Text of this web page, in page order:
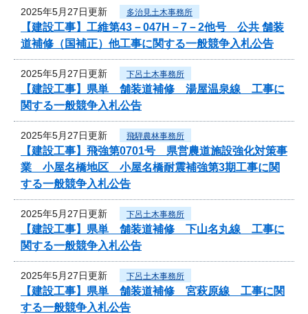
2025年5月27日更新 多治見土木事務所
【建設工事】工維第43－047H－7－2他号 公共 舗装
道補修（国補正）他工事に関する一般競争入札公告
2025年5月27日更新 下呂土木事務所
【建設工事】県単 舗装道補修 湯屋温泉線 工事に
関する一般競争入札公告
2025年5月27日更新 飛騨農林事務所
【建設工事】飛強第0701号 県営農道施設強化対策事
業 小屋名橋地区 小屋名橋耐震補強第3期工事に関
する一般競争入札公告
2025年5月27日更新 下呂土木事務所
【建設工事】県単 舗装道補修 下山名丸線 工事に
関する一般競争入札公告
2025年5月27日更新 下呂土木事務所
【建設工事】県単 舗装道補修 宮萩原線 工事に関
する一般競争入札公告